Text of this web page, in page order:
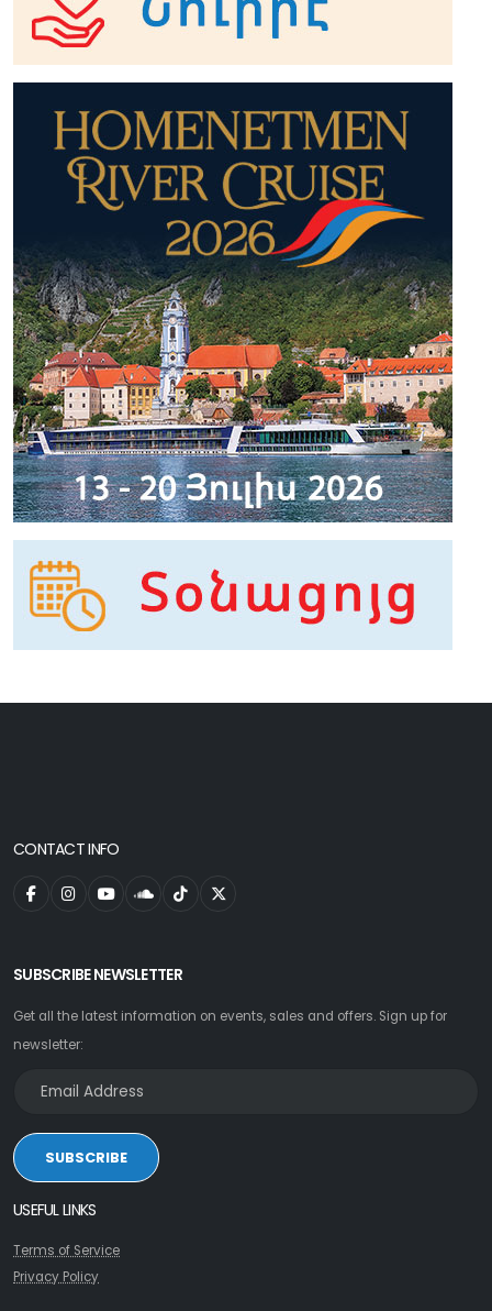
CONTACT INFO
SUBSCRIBE NEWSLETTER
Get all the latest information on events, sales and offers. Sign up for
newsletter:
SUBSCRIBE
USEFUL LINKS
Terms of Service
Privacy Policy